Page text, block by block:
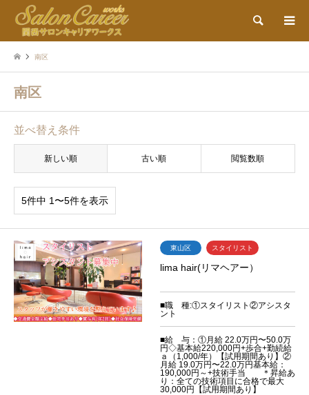
検索
南区
南区
並べ替え条件
新しい順 古い順 閲覧数順
5件中 1〜5件を表示
東山区 スタイリスト
lima hair(リマヘアー）
■職 種:①スタイリスト②アシスタ
ント
■給 与：①月給 22.0万円〜50.0万
円◇基本給220,000円+歩合+勤続給
ａ（1,000/年）【試用期間あり】②
月給 19.0万円〜22.0万円基本給：
190,000円～+技術手当 ＊昇給あ
り：全ての技術項目に合格で最大
30,000円【試用期間あり】